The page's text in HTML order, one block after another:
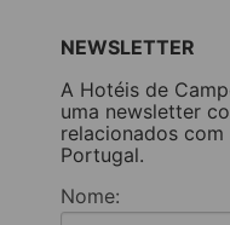
NEWSLETTER
A Hotéis de
uma newsletter
relacionados
Portugal.
Nome: